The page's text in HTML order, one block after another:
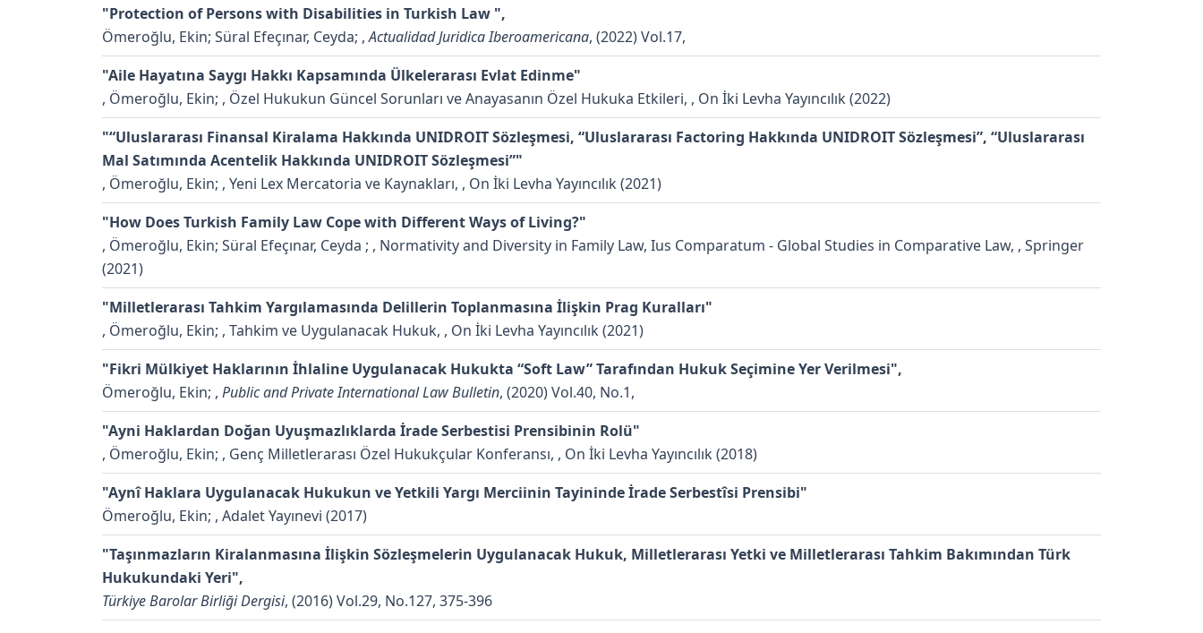
"Protection of Persons with Disabilities in Turkish Law ",
Ömeroğlu, Ekin; Süral Efeçınar, Ceyda; ,Actualidad Juridica Iberoamericana, (2022) Vol.17,
"Aile Hayatına Saygı Hakkı Kapsamında Ülkelerarası Evlat Edinme"
, Ömeroğlu, Ekin; , Özel Hukukun Güncel Sorunları ve Anayasanın Özel Hukuka Etkileri, , On İki Levha Yayıncılık (2022)
"“Uluslararası Finansal Kiralama Hakkında UNIDROIT Sözleşmesi, “Uluslararası Factoring Hakkında UNIDROIT Sözleşmesi”, “Uluslararası
Mal Satımında Acentelik Hakkında UNIDROIT Sözleşmesi”"
, Ömeroğlu, Ekin; , Yeni Lex Mercatoria ve Kaynakları, , On İki Levha Yayıncılık (2021)
"How Does Turkish Family Law Cope with Different Ways of Living?"
, Ömeroğlu, Ekin; Süral Efeçınar, Ceyda ; , Normativity and Diversity in Family Law, Ius Comparatum - Global Studies in Comparative Law, , Springer
(2021)
"Milletlerarası Tahkim Yargılamasında Delillerin Toplanmasına İlişkin Prag Kuralları"
, Ömeroğlu, Ekin; , Tahkim ve Uygulanacak Hukuk, , On İki Levha Yayıncılık (2021)
"Fikri Mülkiyet Haklarının İhlaline Uygulanacak Hukukta “Soft Law” Tarafından Hukuk Seçimine Yer Verilmesi",
Ömeroğlu, Ekin; , Public and Private International Law Bulletin, (2020) Vol.40, No.1,
"Ayni Haklardan Doğan Uyuşmazlıklarda İrade Serbestisi Prensibinin Rolü"
, Ömeroğlu, Ekin; , Genç Milletlerarası Özel Hukukçular Konferansı, , On İki Levha Yayıncılık (2018)
"Aynî Haklara Uygulanacak Hukukun ve Yetkili Yargı Merciinin Tayininde İrade Serbestîsi Prensibi"
Ömeroğlu, Ekin; , Adalet Yayınevi (2017)
"Taşınmazların Kiralanmasına İlişkin Sözleşmelerin Uygulanacak Hukuk, Milletlerarası Yetki ve Milletlerarası Tahkim Bakımından Türk
Hukukundaki Yeri",
Türkiye Barolar Birliği Dergisi, (2016) Vol.29, No.127, 375-396